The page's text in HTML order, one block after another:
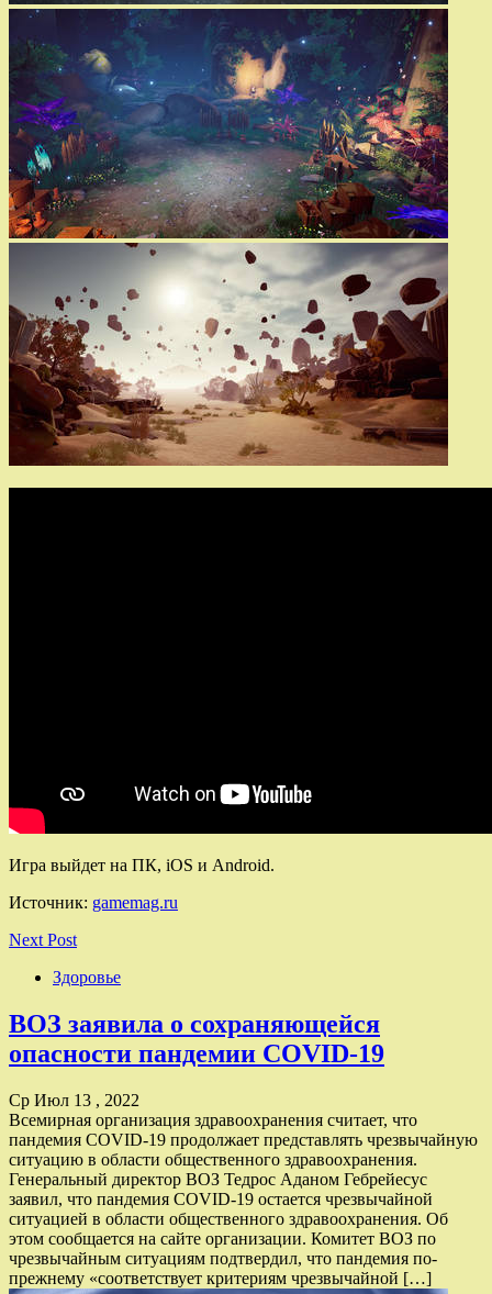
Игра выйдет на ПК, iOS и Android.
Источник: gamemag.ru
Next Post
Здоровье
ВОЗ заявила о сохраняющейся
опасности пандемии COVID-19
Ср Июл 13 , 2022
Всемирная организация здравоохранения считает, что
пандемия COVID-19 продолжает представлять чрезвычайную
ситуацию в области общественного здравоохранения.
Генеральный директор ВОЗ Тедрос Аданом Гебрейесус
заявил, что пандемия COVID-19 остается чрезвычайной
ситуацией в области общественного здравоохранения. Об
этом сообщается на сайте организации. Комитет ВОЗ по
чрезвычайным ситуациям подтвердил, что пандемия по-
прежнему «соответствует критериям чрезвычайной […]